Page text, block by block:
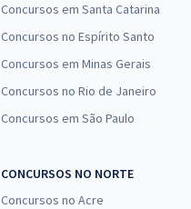
Concursos em Santa Catarina
Concursos no Espírito Santo
Concursos em Minas Gerais
Concursos no Rio de Janeiro
Concursos em São Paulo
CONCURSOS NO NORTE
Concursos no Acre